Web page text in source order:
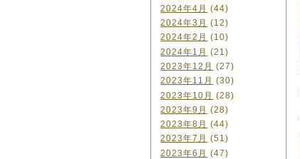
2024年4月 (44)
2024年3月 (12)
2024年2月 (10)
2024年1月 (21)
2023年12月 (27)
2023年11月 (30)
2023年10月 (28)
2023年9月 (28)
2023年8月 (44)
2023年7月 (51)
2023年6月 (47)